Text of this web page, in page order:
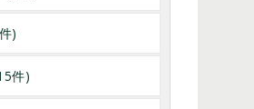
)
件)